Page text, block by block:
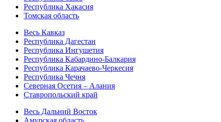
Республика Хакасия
Томская область
Весь Кавказ
Республика Дагестан
Республика Ингушетия
Республика Кабардино-Балкария
Республика Карачаево-Черкесия
Республика Чечня
Северная Осетия – Алания
Ставропольский край
Весь Дальний Восток
Амурская область